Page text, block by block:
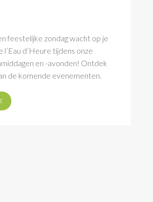
feestelijke zondag wacht op je
l’Eau d’Heure tijdens onze
en -avonden! Ontdek
de komende evenementen.